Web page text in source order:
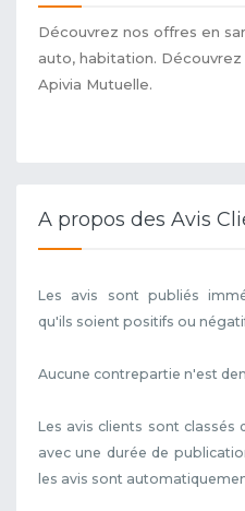
Découvrez nos offres en
auto, habitation.
Apivia Mutuelle.
A propos des Avis
Les avis sont publiés
qu'ils soient positifs ou
Aucune contrepartie n'est
Les avis clients sont classés
avec une durée de
les avis sont